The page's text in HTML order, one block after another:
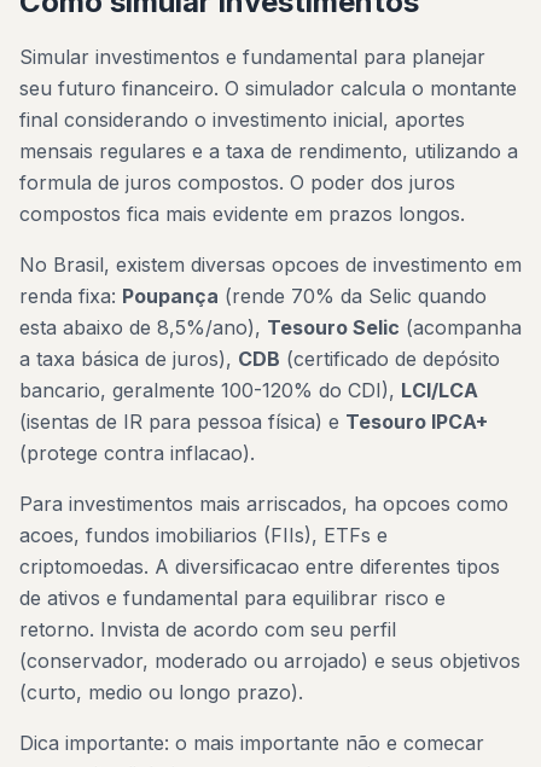
Simular investimentos e fundamental para planejar
seu futuro financeiro. O simulador calcula o montante
final considerando o investimento inicial, aportes
mensais regulares e a taxa de rendimento, utilizando a
formula de juros compostos. O poder dos juros
compostos fica mais evidente em prazos longos.
No Brasil, existem diversas opcoes de investimento em
renda fixa: Poupança (rende 70% da Selic quando
esta abaixo de 8,5%/ano), Tesouro Selic (acompanha
a taxa básica de juros), CDB (certificado de depósito
bancario, geralmente 100-120% do CDI), LCI/LCA
(isentas de IR para pessoa física) e Tesouro IPCA+
(protege contra inflacao).
Para investimentos mais arriscados, ha opcoes como
acoes, fundos imobiliarios (FIIs), ETFs e
criptomoedas. A diversificacao entre diferentes tipos
de ativos e fundamental para equilibrar risco e
retorno. Invista de acordo com seu perfil
(conservador, moderado ou arrojado) e seus objetivos
(curto, medio ou longo prazo).
Dica importante: o mais importante não e comecar